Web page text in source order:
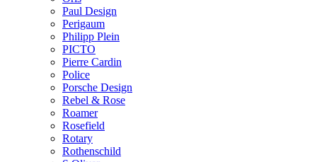
Paul Design
Perigaum
Philipp Plein
PICTO
Pierre Cardin
Police
Porsche Design
Rebel & Rose
Roamer
Rosefield
Rotary
Rothenschild